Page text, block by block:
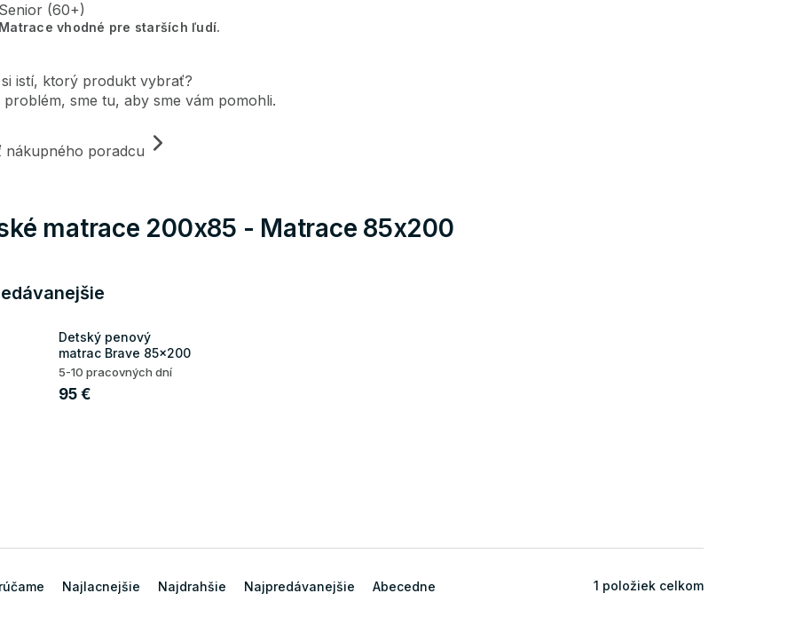
matrace 200x85 - Matrace 85x200
Senior (60+)
Matrace vhodné pre starších ľudí.
si istí, ktorý produkt vybrať?
problém, sme tu, aby sme vám pomohli.
nákupného poradcu
Detský penový
matrac Brave 85x200
5-10 pracovných dní
95 €
Najlacnejšie Najdrahšie Najpredávanejšie Abecedne 1 položiek celkom